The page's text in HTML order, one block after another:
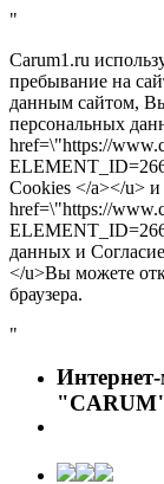
"
Carum1.ru
пребывание на
данным сайтом, Вы
персональных
href=\"https://
Cookies </a></u> и
href=\"https://
данных и
</u>Вы можете
браузера.
"